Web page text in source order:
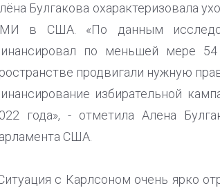
Булгакова охарактеризовала
в США. «По данным
по меньшей мере 54
продвигали нужную
избирательной
года», - отметила Алена
США.
с Карлсоном очень ярко